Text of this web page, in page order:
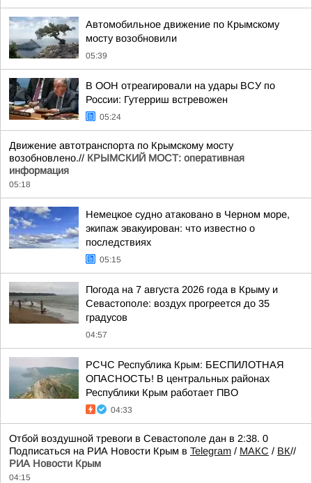
Автомобильное движение по Крымскому
мосту возобновили
05:39
В ООН отреагировали на удары ВСУ по
России: Гутерриш встревожен
05:24
Движение автотранспорта по Крымскому мосту
возобновлено.// КРЫМСКИЙ МОСТ: оперативная
информация
05:18
Немецкое судно атаковано в Черном море,
экипаж эвакуирован: что известно о
последствиях
05:15
Погода на 7 августа 2026 года в Крыму и
Севастополе: воздух прогреется до 35
градусов
04:57
РСЧС Республика Крым: БЕСПИЛОТНАЯ
ОПАСНОСТЬ! В центральных районах
Республики Крым работает ПВО
04:33
Отбой воздушной тревоги в Севастополе дан в 2:38. 0
Подписаться на РИА Новости Крым в Telegram / МАКС / ВК//
РИА Новости Крым
04:15